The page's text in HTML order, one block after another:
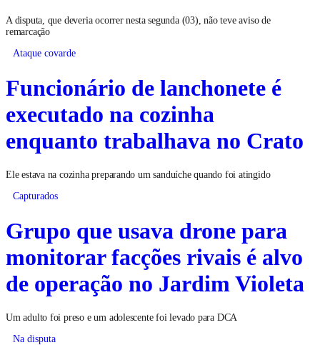
A disputa, que deveria ocorrer nesta segunda (03), não teve aviso de
remarcação
Ataque covarde
Funcionário de lanchonete é
executado na cozinha
enquanto trabalhava no Crato
Ele estava na cozinha preparando um sanduíche quando foi atingido
Capturados
Grupo que usava drone para
monitorar facções rivais é alvo
de operação no Jardim Violeta
Um adulto foi preso e um adolescente foi levado para DCA
Na disputa